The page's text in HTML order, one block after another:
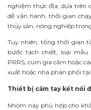
nghiệm thực địa, dựa trên
dễ vận hành, thời gian
thủy sản, nông nghiệp
Tuy nhiên, tổng thời gian
bước tách chiết, loại
PRRS, cúm gia cầm hoặc
xuất hoặc nhà phân phối
Thiết bị cầm tay kết nối
Nhóm này phù hợp cho